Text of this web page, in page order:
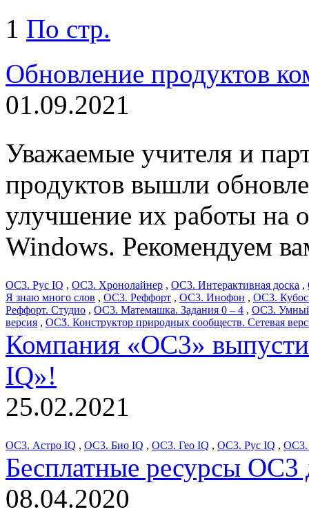
1 По стр.
Обновление продуктов
01.09.2021
Уважаемые учителя и
продуктов вышли
улучшение их работы на
Windows. Рекомендуем
ОС3. Рус IQ , ОС3. Хронолайнер , ОС3. Интерактивная доска ,
Я знаю много слов , ОС3. Реффорт , ОС3. Инофон , ОС3.
Реффорт. Студио , ОС3. Матемашка. Задания 0 – 4 , ОС3.
версия , ОСӠ. Конструктор природных сообществ. Сетевая
Компания «ОС3»
IQ»!
25.02.2021
ОС3. Астро IQ , ОС3. Био IQ , ОС3. Гео IQ , ОС3. Рус IQ , ОС3.
Бесплатные ресурсы ОС3
08.04.2020